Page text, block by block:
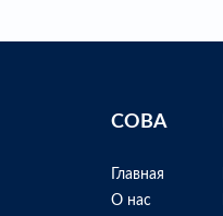
СОВА
Главная
О нас